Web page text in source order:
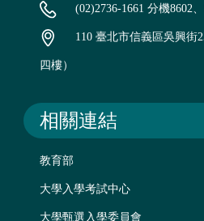
(02)2736-1661 分機8602
110 臺北市信義區吳興街
四樓）
相關連結
教育部
大學入學考試中心
大學甄選入學委員會